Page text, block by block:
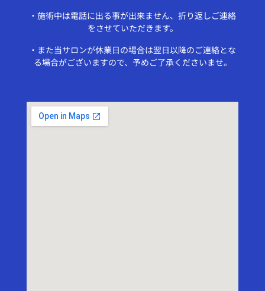
・施術中は電話に出る事が出来ません、折り返しご連絡
をさせていただきます。
・また当サロンが休業日の場合は翌日以降のご連絡とな
る場合がございますので、予めご了承くださいませ。